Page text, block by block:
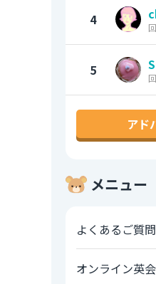
4
5
アド
メニュー
よくあるご質問
オンライン英